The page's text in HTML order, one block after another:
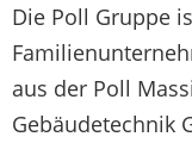
Die Poll Gruppe
aus der Poll
Gebäudetechnik